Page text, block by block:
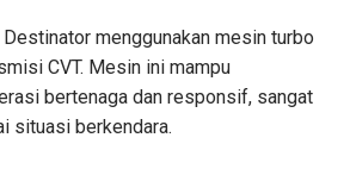
Destinator menggunakan mesin turbo
CVT. Mesin ini mampu
bertenaga dan responsif, sangat
situasi berkendara.